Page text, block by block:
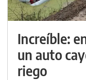
Increíble:
un auto
riego